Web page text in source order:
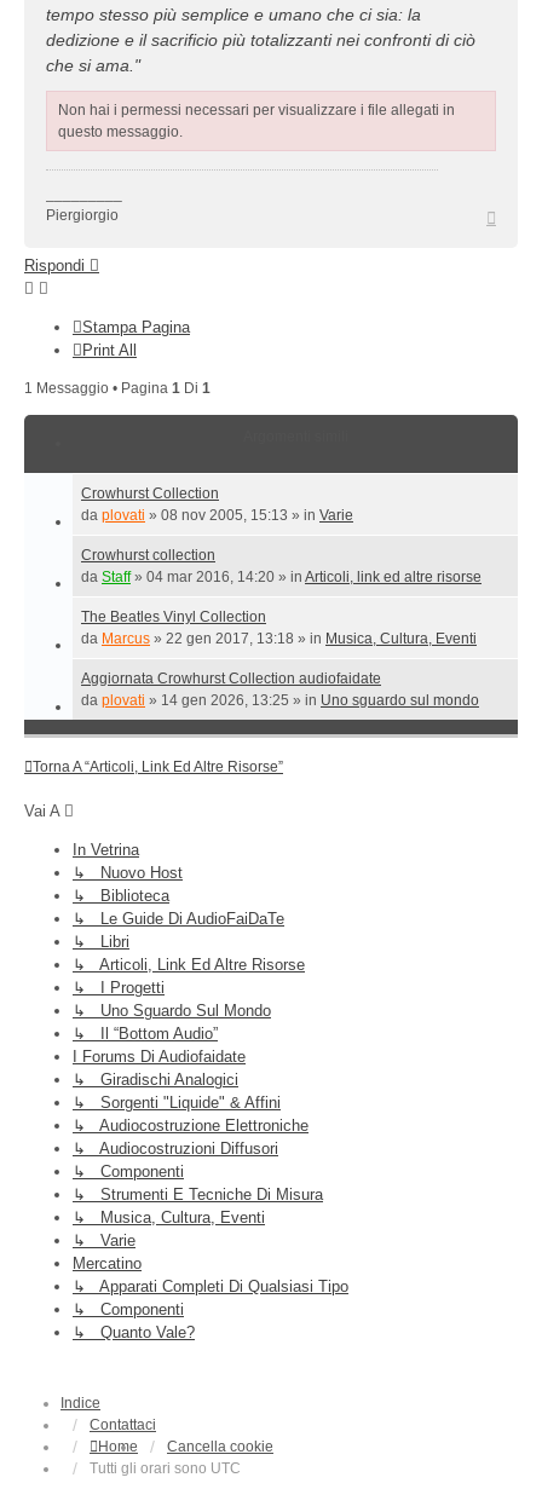
tempo stesso più semplice e umano che ci sia: la
dedizione e il sacrificio più totalizzanti nei confronti di ciò
che si ama."
Non hai i permessi necessari per visualizzare i file allegati in
questo messaggio.
Piergiorgio
Rispondi
Stampa Pagina
Print All
1 Messaggio • Pagina 1 Di 1
Crowhurst Collection
da plovati » 08 nov 2005, 15:13 » in Varie
Crowhurst collection
da Staff» 04 mar 2016, 14:20 » in Articoli, link ed altre risorse
The Beatles Vinyl Collection
da Marcus » 22 gen 2017, 13:18 » in Musica, Cultura, Eventi
Aggiornata Crowhurst Collection audiofaidate
da plovati » 14 gen 2026, 13:25 » in Uno sguardo sul mondo
Torna A “Articoli, Link Ed Altre Risorse”
Vai A
In Vetrina
↳ Nuovo Host
↳ Biblioteca
↳ Le Guide Di AudioFaiDaTe
↳ Libri
↳ Articoli, Link Ed Altre Risorse
↳ I Progetti
↳ Uno Sguardo Sul Mondo
↳ Il “Bottom Audio”
I Forums Di Audiofaidate
↳ Giradischi Analogici
↳ Sorgenti "liquide" & Affini
↳ Audiocostruzione Elettroniche
↳ Audiocostruzioni Diffusori
↳ Componenti
↳ Strumenti E Tecniche Di Misura
↳ Musica, Cultura, Eventi
↳ Varie
Mercatino
↳ Apparati Completi Di Qualsiasi Tipo
↳ Componenti
↳ Quanto Vale?
Indice
Contattaci
Home
Cancella cookie
Tutti gli orari sono UTC